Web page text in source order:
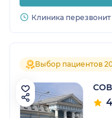
Клиника перезвонит
Выбор пациентов